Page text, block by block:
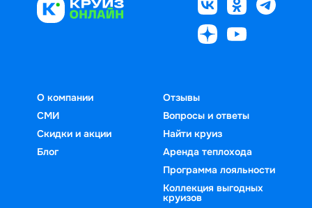
О компании
СМИ
Скидки и акции
Блог
Отзывы
Вопросы и ответы
Найти круиз
Аренда теплохода
Программа лояльности
Коллекция выгодных
круизов